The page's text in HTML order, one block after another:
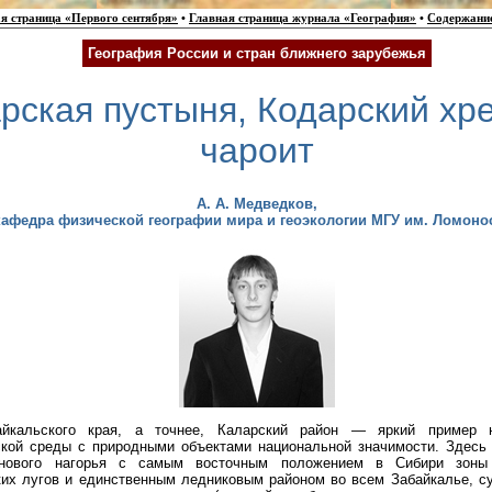
страница «Первого сентября» • Главная страница журнала «География» •
География России и стран ближнего зарубежья
пустыня, Кодарский
чароит
А. А. Медведков,
физической географии мира и геоэкологии МГУ им.
края, а точнее, Каларский район — яркий пример
среды с природными объектами национальной значимости.
нагорья с самым восточным положением в Сибири
лугов и единственным ледниковым районом во всем Забайкалье,